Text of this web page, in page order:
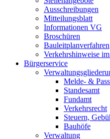
Ausschreibungen
Mitteilungsblatt
Informationen VG
Broschüren
Bauleitplanverfahren
Verkehrshinweise
Bürgerservice
Melde- &
Standesamt
Fundamt
Verkehrsrecht
Steuern,
Bauhöfe
Verwaltung